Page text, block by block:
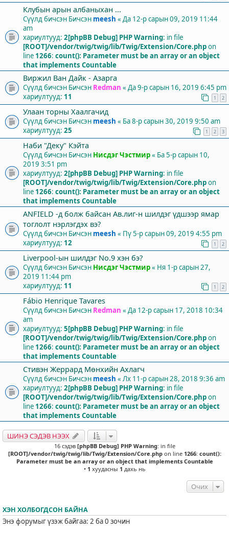
Клубын арын албаныхан ...
Сүүлд бичсэн Бичсэн meesh « Да 12-р сарын 09, 2019 11:44
am
хариултууд: 2[phpBB Debug] PHP Warning: in file
[ROOT]/vendor/twig/twig/lib/Twig/Extension/Core.phpon
line 1266: count(): Parameter must be an array or an object
that implements Countable
Виржил Ван Дайк - Азарга
Сүүлд бичсэн Бичсэн Redman « Да 9-р сарын 16, 2019 6:45 pm
хариултууд: 11 1 2
Улаан торны Хаалгачид
Сүүлд бичсэн Бичсэн meesh « Ба 8-р сарын 30, 2019 9:50 am
хариултууд: 25 1 2 3
Наби "Деку" Кэйта
Сүүлд бичсэн Бичсэн Нисдэг Чэстмир« Ба 5-р сарын 10,
2019 3:51 pm
хариултууд: 2[phpBB Debug] PHP Warning: in file
[ROOT]/vendor/twig/twig/lib/Twig/Extension/Core.phpon
line 1266: count(): Parameter must be an array or an object
that implements Countable
ANFIELD -д болж байсан Ав.лиг-н шилдэг үдшээр ямар
тоглолт нэрлэгдэх вэ?
Сүүлд бичсэн Бичсэн meesh « Пү 5-р сарын 09, 2019 4:55 pm
хариултууд: 12 1 2
Liverpool-ын шилдэг No.9 хэн бэ?
Сүүлд бичсэн Бичсэн Нисдэг Чэстмир« Ня 1-р сарын 27,
2019 11:44 pm
хариултууд: 11 1 2
Fábio Henrique Tavares
Сүүлд бичсэн Бичсэн Redman « Да 12-р сарын 17, 2018 10:34
am
хариултууд: 5[phpBB Debug] PHP Warning: in file
[ROOT]/vendor/twig/twig/lib/Twig/Extension/Core.phpon
line 1266: count(): Parameter must be an array or an object
that implements Countable
Стивэн Жеррард Мөнхийн Ахлагч
Сүүлд бичсэн Бичсэн meesh « Лх 11-р сарын 28, 2018 9:36 am
хариултууд: 2[phpBB Debug] PHP Warning: in file
[ROOT]/vendor/twig/twig/lib/Twig/Extension/Core.phpon
line 1266: count(): Parameter must be an array or an object
that implements Countable
ШИНЭ СЭДЭВ НЭЭХ
16 сэдэв [phpBB Debug] PHP Warning: in file
[ROOT]/vendor/twig/twig/lib/Twig/Extension/Core.phpon line 1266: count():
Parameter must be an array or an object that implements Countable
• 1 хуудасны 1 дахь нь
Очих
ХЭН ХОЛБОГДСОН БАЙНА
Энэ форумыг үзэж байгаа: 2 ба 0 зочин